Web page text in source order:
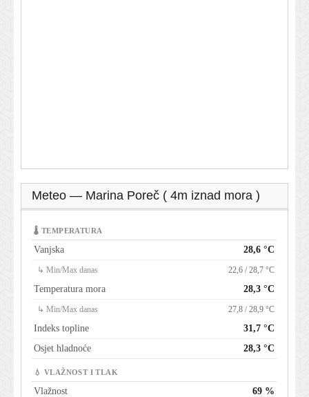
Meteo — Marina Poreč ( 4m iznad mora )
🌡 TEMPERATURA
Vanjska 28,6 °C
↳ Min/Max danas 22,6 / 28,7 °C
Temperatura mora 28,3 °C
↳ Min/Max danas 27,8 / 28,9 °C
Indeks topline
31,7 °C
Osjet hladnoće
28,3 °C
💧 VLAŽNOST I TLAK
Vlažnost
69 %